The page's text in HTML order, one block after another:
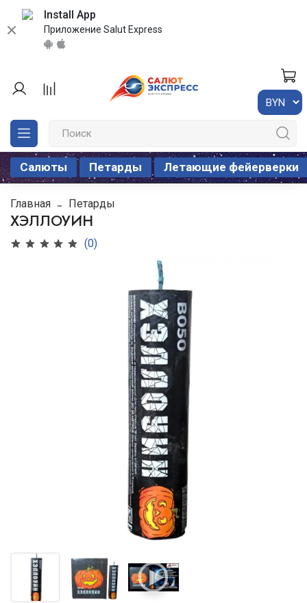
Install App
Приложение Salut Express
Салюты Петарды Летающие фейерверки
Главная Петарды
ХЭЛЛОУИН
(0)